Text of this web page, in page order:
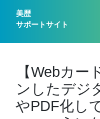
美歴
サポートサイト
【Webカー
ンしたデジ
やPDF化し